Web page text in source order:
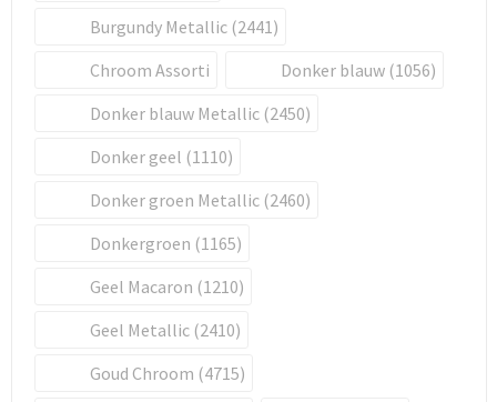
Burgundy Metallic (2441)
Chroom Assorti
Donker blauw (1056)
Donker blauw Metallic (2450)
Donker geel (1110)
Donker groen Metallic (2460)
Donkergroen (1165)
Geel Macaron (1210)
Geel Metallic (2410)
Goud Chroom (4715)